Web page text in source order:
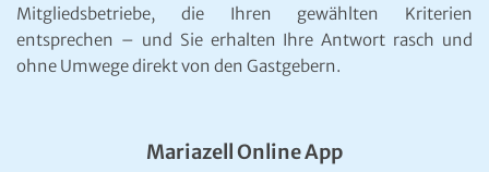
Mitgliedsbetriebe, die Ihren gewählten Kriterien
entsprechen – und Sie erhalten Ihre Antwort rasch und
ohne Umwege direkt von den Gastgebern.
Mariazell Online App